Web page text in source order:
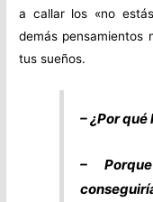
a callar los «no
demás pensamientos
tus sueños.
– ¿Por
–